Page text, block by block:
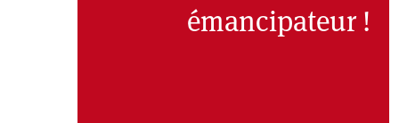
Continents
émancipateur !